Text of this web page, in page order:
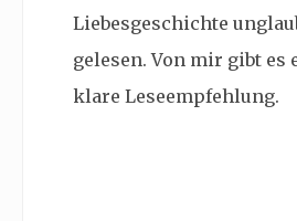
Liebesgeschichte
gelesen. Von mir gibt es
klare Leseempfehlung.